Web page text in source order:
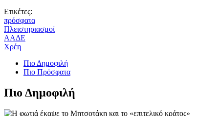
Ετικέτες:
πρόσφατα
Πλειστηριασμοί
ΑΑΔΕ
Χρέη
Πιο Δημοφιλή
Πιο Πρόσφατα
Πιο Δημοφιλή